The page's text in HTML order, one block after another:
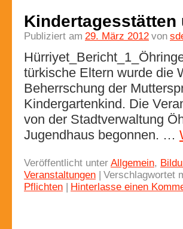
Publiziert am 29. März 2012 von
türkische Eltern wurde die
Beherrschung der
Kindergartenkind. Die
von der Stadtverwaltung
Jugendhaus begonnen. …
Veröffentlicht unter Allgemein,
Veranstaltungen | Verschlagwortet
Pflichten | Hinterlasse einen